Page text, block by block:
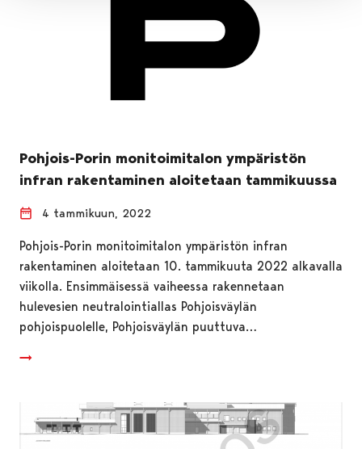
Pohjois-Porin monitoimitalon ympäristön
infran rakentaminen aloitetaan tammikuussa
4 tammikuun, 2022
Pohjois-Porin monitoimitalon ympäristön infran
rakentaminen aloitetaan 10. tammikuuta 2022 alkavalla
viikolla. Ensimmäisessä vaiheessa rakennetaan
hulevesien neutralointiallas Pohjoisväylän
pohjoispuolelle, Pohjoisväylän puuttuva…